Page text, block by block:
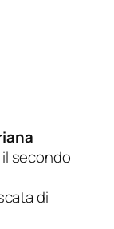
il secondo
di